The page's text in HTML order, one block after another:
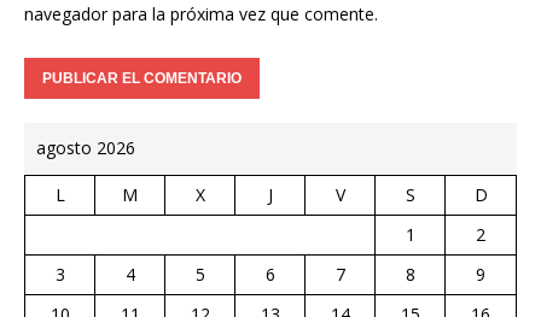
navegador para la próxima vez que comente.
agosto 2026
L M X J V S
D
1
2
3
4 5 6 7 8
9